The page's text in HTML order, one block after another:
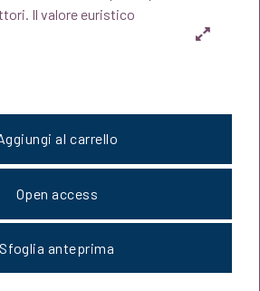
è:
Il valore euristico
al carrello
Open access
Sfoglia anteprima